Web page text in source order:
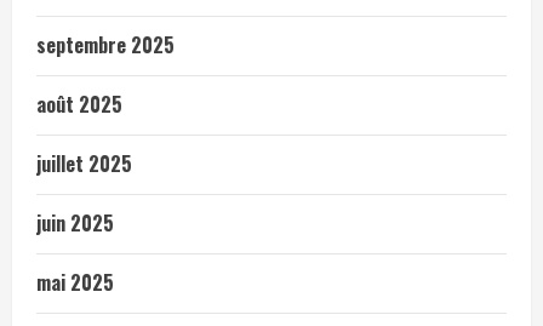
septembre 2025
août 2025
juillet 2025
juin 2025
mai 2025